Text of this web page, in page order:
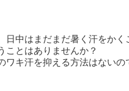
日中はまだまだ暑く汗をか
ことはありませんか？
ワキ汗を抑える方法はないの